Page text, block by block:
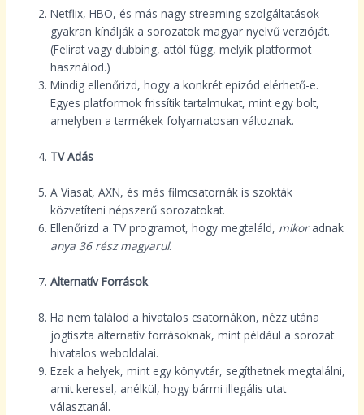
Netflix, HBO, és más nagy streaming szolgáltatások
gyakran kínálják a sorozatok magyar nyelvű verzióját.
(Felirat vagy dubbing, attól függ, melyik platformot
használod.)
Mindig ellenőrizd, hogy a konkrét epizód elérhető-e.
Egyes platformok frissítik tartalmukat, mint egy bolt,
amelyben a termékek folyamatosan változnak.
TV Adás
A Viasat, AXN, és más filmcsatornák is szokták
közvetíteni népszerű sorozatokat.
Ellenőrizd a TV programot, hogy megtaláld, mikoradnak
anya 36 rész magyarul.
Alternatív Források
Ha nem találod a hivatalos csatornákon, nézz utána
jogtiszta alternatív forrásoknak, mint például a sorozat
hivatalos weboldalai.
Ezek a helyek, mint egy könyvtár, segíthetnek megtalálni,
amit keresel, anélkül, hogy bármi illegális utat
választanál.